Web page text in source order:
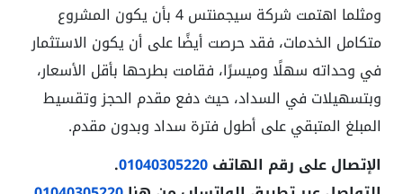
ومثلما اهتمت شركة سيجمنتس 4 بأن يكون المشروع
متكامل الخدمات، فقد حرصت أيضًا على أن يكون الاستثمار
في وحداته سهلًا وميسرًا، فقامت بطرحها بأقل الأسعار،
وبتسهيلات في السداد، حيث دفع مقدم الحجز وتقسيط
المبلغ المتبقي على أطول فترة سداد وبدون مقدم.
الإتصال على رقم الهاتف01040305220
.